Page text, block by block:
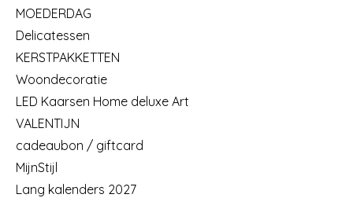
MOEDERDAG
Delicatessen
KERSTPAKKETTEN
Woondecoratie
LED Kaarsen Home deluxe Art
VALENTIJN
cadeaubon / giftcard
MijnStijl
Lang kalenders 2027